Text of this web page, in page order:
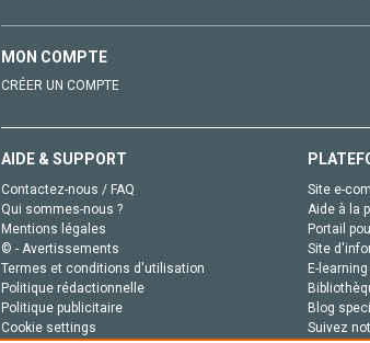
MON COMPTE
CRÉER UN COMPTE
AIDE & SUPPORT
Contactez-nous / FAQ
Qui sommes-nous ?
Mentions légales
© - Avertissements
Termes et conditions d'utilisation
Politique rédactionnelle
Politique publicitaire
Cookie settings
Site e-
Aide à la
Portail
Site
E-
Blog
Suivez